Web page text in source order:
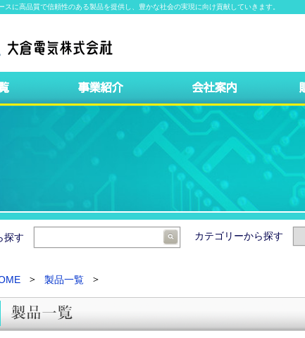
に高品質で信頼性のある製品を提供し、豊かな社会の実現に向け貢献していきます。
探す カテゴリーから探す
製品一覧